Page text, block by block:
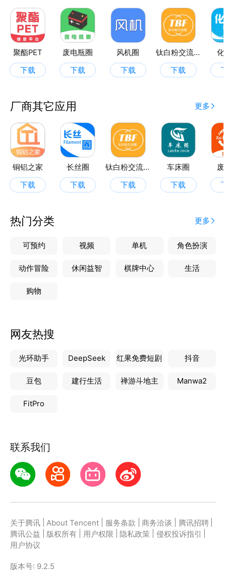
聚酯PET
下载
废电瓶圈
下载
风机圈
下载
钛白粉交流圈
下载
厂商其它应用 更多
铜铝之家
下载
长丝圈
下载
钛白粉交流圈
下载
车床圈
下载
热门分类 更多
可预约 视频 单机 角色扮演
动作冒险 休闲益智 棋牌中心 生活
购物
网友热搜
光环助手 DeepSeek 红果免费短剧 抖音
豆包 建行生活 禅游斗地主 Manwa2
FitPro
联系我们
关于腾讯 About Tencent 服务条款 商务洽谈 腾讯招聘
腾讯公益
版权所有 用户权限 隐私政策 侵权投诉指引
用户协议
版本号: 9.2.5